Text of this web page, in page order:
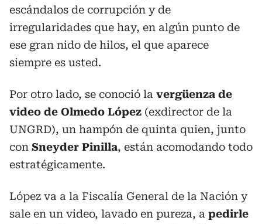
escándalos de corrupción y de
irregularidades que hay, en algún punto de
ese gran nido de hilos, el que aparece
siempre es usted.
Por otro lado, se conoció la vergüenza de
video de Olmedo López (exdirector de la
UNGRD), un hampón de quinta quien, junto
con Sneyder Pinilla, están acomodando todo
estratégicamente.
López va a la Fiscalía General de la Nación y
sale en un video, lavado en pureza, a pedirle